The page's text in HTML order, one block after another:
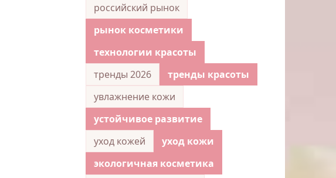
российский рынок
рынок косметики
технологии красоты
тренды 2026
тренды красоты
увлажнение кожи
устойчивое развитие
уход кожей
уход кожи
экологичная косметика